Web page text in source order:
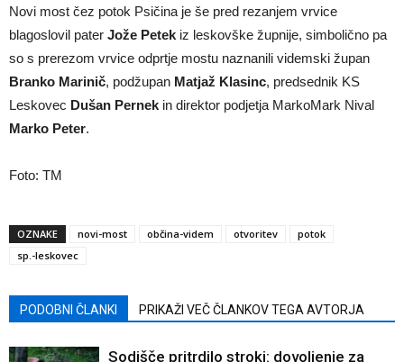
Novi most čez potok Psičina je še pred rezanjem vrvice
blagoslovil pater Jože Petek iz leskovške župnije, simbolično pa
so s prerezom vrvice odprtje mostu naznanili videmski župan
Branko Marinič, podžupan Matjaž Klasinc, predsednik KS
Leskovec Dušan Pernek in direktor podjetja MarkoMark Nival
Marko Peter.
Foto: TM
OZNAKE novi-most občina-videm otvoritev
potok
sp.-leskovec
PODOBNI ČLANKI PRIKAŽI VEČ ČLANKOV TEGA AVTORJA
Sodišče pritrdilo stroki: dovoljenje za